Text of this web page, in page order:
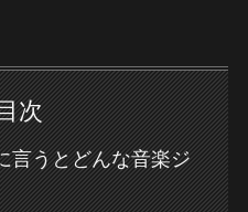
次
言うとどんな音楽ジ